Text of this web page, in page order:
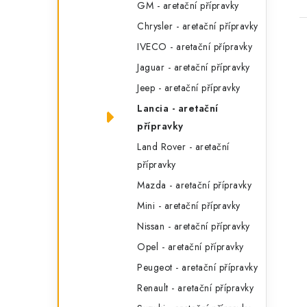
GM - aretační přípravky
Chrysler - aretační přípravky
IVECO - aretační přípravky
Jaguar - aretační přípravky
Jeep - aretační přípravky
Lancia - aretační
přípravky
Land Rover - aretační
přípravky
Mazda - aretační přípravky
Mini - aretační přípravky
Nissan - aretační přípravky
Opel - aretační přípravky
Peugeot - aretační přípravky
Renault - aretační přípravky